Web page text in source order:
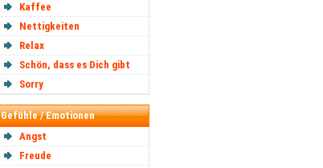
Kaffee
Nettigkeiten
Relax
Schön, dass es Dich gibt
Sorry
Gefühle / Emotionen
Angst
Freude